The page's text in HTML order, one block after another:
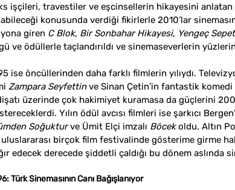
işçileri, travestiler ve eşcinsellerin hikayesini anlatan
konusunda verdiği fikirlerle 2010’lar
giren C Blok, Bir Sonbahar Hikayesi, Yengeç
ve ödüllerle taçlandırıldı ve sinemaseverlerin
ise öncüllerinden daha farklı filmlerin yılıydı.
Zampara Seyfettin ve Sinan Çetin’in fantastik
üzerinde çok hakimiyet kuramasa da güçlerini
Yılın ödül avcısı filmleri ise şarkıcı
Soğuktur ve Ümit Elçi imzalı Böcek oldu. Altın
birçok film festivalinde gösterime girme
edecek derecede şiddetli çaldığı bu dönem aslında
Türk Sinemasının Canı Bağışlanıyor